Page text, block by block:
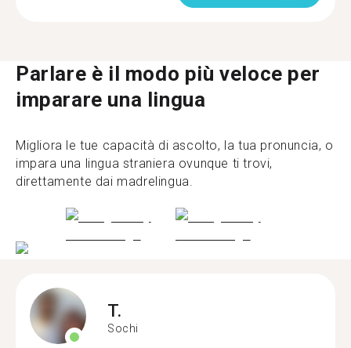
Parlare è il modo più veloce per
imparare una lingua
Migliora le tue capacità di ascolto, la tua pronuncia, o
impara una lingua straniera ovunque ti trovi,
direttamente dai madrelingua.
T.
Sochi